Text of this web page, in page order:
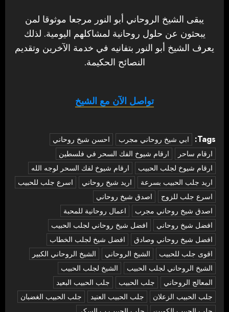
يبقى الشيخ الروحاني أبو النور مرجعا موثوقا لمن
يبحثون عن حلول روحانية لمشاكلهم اليومية. لذلك
يعرف الشيخ أبو النور بتفانيه في خدمة الآخرين وتقديم
النصائح الحكيمة.
تواصل الآن مع الشيخ
Tags: ‏ابي شيخ روحاني مجرب
احسن شيخ روحاني
ارقام ساحر
ارقام شيوخ الفك السحر في فلسطين
ارقام شيوخ لجلب الحبيب
ارقام شيوخ لفك السحر لوجه الله
اريد جلب الحبيب بسرعة
اريد شيخ روحاني
اسرع جلب للحبيب
اسرع جلب للزوج
اصدق شيخ روحاني
اصدق شيخ روحاني مجرب
اعمال روحانية للمحبة
افضل شيخ روحاني
افضل شيخ روحاني لجلب الحبيب
افضل شيخ روحاني وصادق
افضل شيخ لجلب الخطاب
اقوى جلب للحبيب
الشيخ الروحاني
الشيخ الروحاني الكبير
الشيخ الروحاني لجلب الحبيب
الشيخ لجلب الحبيب
المعالج الروحاني
جلب الحبيب
جلب الحبيب البعيد
جلب الحبيب الزعلان
جلب الحبيب العنيد
جلب الحبيب الغضبان